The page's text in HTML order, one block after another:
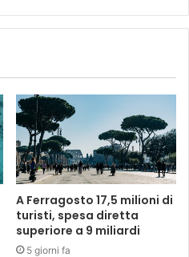
A Ferragosto 17,5 milioni di
turisti, spesa diretta
superiore a 9 miliardi
5 giorni fa